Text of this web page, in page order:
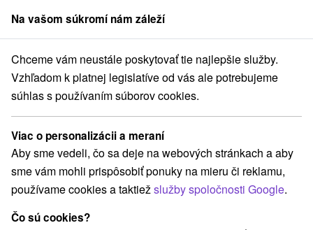
člen skupinySorger
na Slovensku Východné Slovensko Prešovský kraj Veľký Šariš
Ubytovanie vo Veľkom Šariši
Kategórie
Všetky kategórie
Penzióny(1) Ubytovne(1)
Vyberte lokalitu alebo termín
Na vašom súkromí nám záleží
Chceme vám neustále poskytovať tie najlepšie služby.
Vzhľadom k platnej legislatíve od vás ale potrebujeme
súhlas s používaním súborov cookies.
Viac o personalizácii a meraní
Aby sme vedeli, čo sa deje na webových stránkach a aby
sme vám mohli prispôsobiť ponuky na mieru či reklamu,
používame cookies a taktiežslužby spoločnosti Google.
Čo sú cookies?